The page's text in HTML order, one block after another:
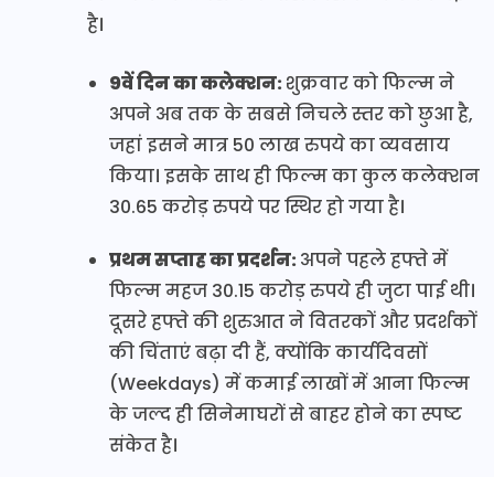
है।
9वें दिन का कलेक्शन:शुक्रवार को फिल्म ने
अपने अब तक के सबसे निचले स्तर को छुआ है,
जहां इसने मात्र 50 लाख रुपये का व्यवसाय
किया। इसके साथ ही फिल्म का कुल कलेक्शन
30.65 करोड़ रुपये पर स्थिर हो गया है।
प्रथम सप्ताह का प्रदर्शन:अपने पहले हफ्ते में
फिल्म महज 30.15 करोड़ रुपये ही जुटा पाई थी।
दूसरे हफ्ते की शुरुआत ने वितरकों और प्रदर्शकों
की चिंताएं बढ़ा दी हैं, क्योंकि कार्यदिवसों
(Weekdays) में कमाई लाखों में आना फिल्म
के जल्द ही सिनेमाघरों से बाहर होने का स्पष्ट
संकेत है।